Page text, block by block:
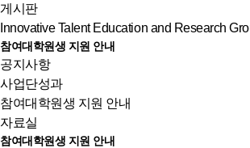
게시판
Innovative Talent Education and Research
참여대학원생 지원 안내
공지사항
사업단성과
참여대학원생 지원 안내
자료실
참여대학원생 지원 안내